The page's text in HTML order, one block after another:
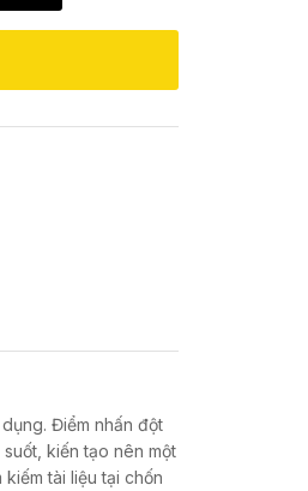
Điểm nhấn đột
kiến tạo nên một
tài liệu tại chốn